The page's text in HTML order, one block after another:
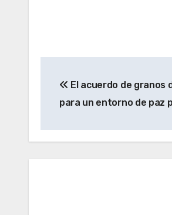
de
El acuerdo de granos
para un entorno de paz